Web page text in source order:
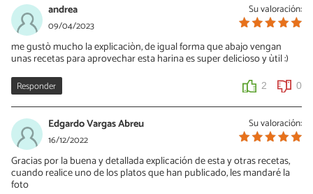
Su valoración:
andrea
09/04/2023
me gustò mucho la explicaciòn, de igual forma que abajo vengan
unas recetas para aprovechar esta harina es super delicioso y ùtil :)
Responder 2 0
Su valoración:
Edgardo Vargas Abreu
16/12/2022
Gracias por la buena y detallada explicación de esta y otras recetas,
cuando realice uno de los platos que han publicado, les mandaré la
foto